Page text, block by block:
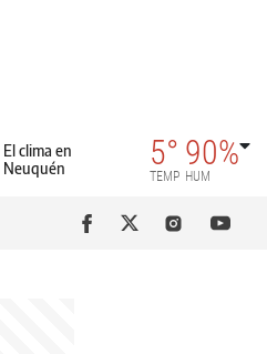
El clima en
Neuquén
5°
TEMP
90%
HUM